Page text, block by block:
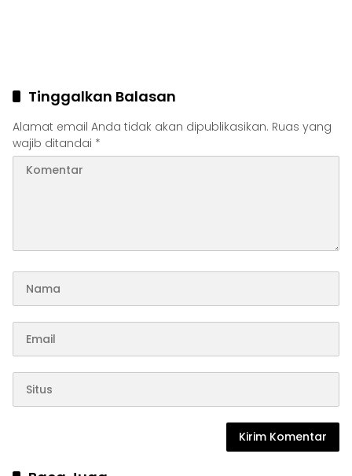
Tinggalkan Balasan
Alamat email Anda tidak akan dipublikasikan. Ruas yang
wajib ditandai *